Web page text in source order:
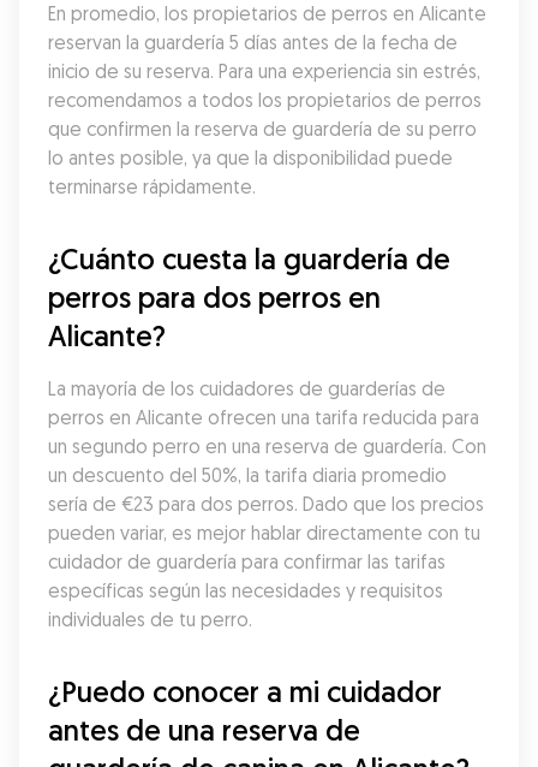
En promedio, los propietarios de perros en Alicante
reservan la guardería 5 días antes de la fecha de
inicio de su reserva. Para una experiencia sin estrés,
recomendamos a todos los propietarios de perros
que confirmen la reserva de guardería de su perro
lo antes posible, ya que la disponibilidad puede
terminarse rápidamente.
¿Cuánto cuesta la guardería de
perros para dos perros en
Alicante?
La mayoría de los cuidadores de guarderías de
perros en Alicante ofrecen una tarifa reducida para
un segundo perro en una reserva de guardería. Con
un descuento del 50%, la tarifa diaria promedio
sería de €23 para dos perros. Dado que los precios
pueden variar, es mejor hablar directamente con tu
cuidador de guardería para confirmar las tarifas
específicas según las necesidades y requisitos
individuales de tu perro.
¿Puedo conocer a mi cuidador
antes de una reserva de